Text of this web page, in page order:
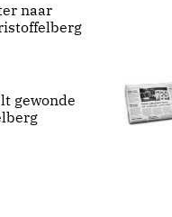
naar
gewonde